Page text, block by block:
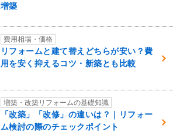
増築
費用相場・価格
リフォームと建て替えどちらが安い？費
用を安く抑えるコツ・新築とも比較
増築・改築リフォームの基礎知識
「改築」「改修」の違いは？｜リフォー
ム検討の際のチェックポイント